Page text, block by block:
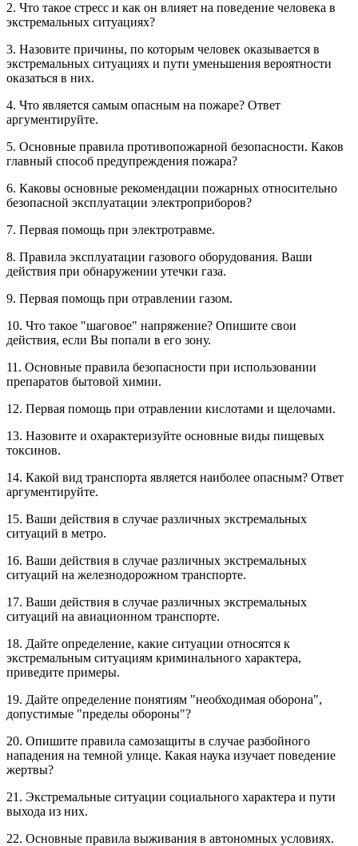
2. Что такое стресс и как он влияет на поведение человека в
экстремальных ситуациях?
3. Назовите причины, по которым человек оказывается в
экстремальных ситуациях и пути уменьшения вероятности
оказаться в них.
4. Что является самым опасным на пожаре? Ответ
аргументируйте.
5. Основные правила противопожарной безопасности. Каков
главный способ предупреждения пожара?
6. Каковы основные рекомендации пожарных относительно
безопасной эксплуатации электроприборов?
7. Первая помощь при электротравме.
8. Правила эксплуатации газового оборудования. Ваши
действия при обнаружении утечки газа.
9. Первая помощь при отравлении газом.
10. Что такое "шаговое" напряжение? Опишите свои
действия, если Вы попали в его зону.
11. Основные правила безопасности при использовании
препаратов бытовой химии.
12. Первая помощь при отравлении кислотами и щелочами.
13. Назовите и охарактеризуйте основные виды пищевых
токсинов.
14. Какой вид транспорта является наиболее опасным? Ответ
аргументируйте.
15. Ваши действия в случае различных экстремальных
ситуаций в метро.
16. Ваши действия в случае различных экстремальных
ситуаций на железнодорожном транспорте.
17. Ваши действия в случае различных экстремальных
ситуаций на авиационном транспорте.
18. Дайте определение, какие ситуации относятся к
экстремальным ситуациям криминального характера,
приведите примеры.
19. Дайте определение понятиям "необходимая оборона",
допустимые "пределы обороны"?
20. Опишите правила самозащиты в случае разбойного
нападения на темной улице. Какая наука изучает поведение
жертвы?
21. Экстремальные ситуации социального характера и пути
выхода из них.
22. Основные правила выживания в автономных условиях.